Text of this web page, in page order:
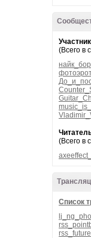
(Всего в
(Всего в
Список